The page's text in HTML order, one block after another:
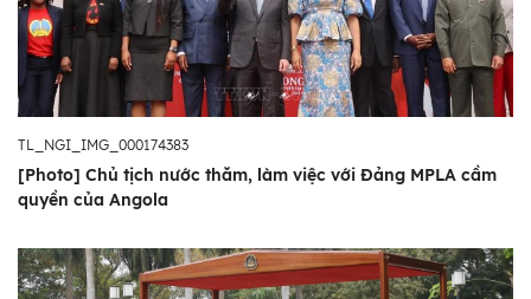
TL_NGI_IMG_000174383
[Photo] Chủ tịch nước thăm, làm việc với Đảng MPLA cầm
quyền của Angola